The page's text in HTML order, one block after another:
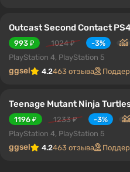
Outcast Second Contact
993 ₽ 1024 ₽
-3%
PlayStation 4, PlayStation 5
ggsel 4.2463 отзыва
Teenage Mutant Ninja
1196 ₽ 1233 ₽
-3%
PlayStation 4, PlayStation 5
ggsel 4.2463 отзыва